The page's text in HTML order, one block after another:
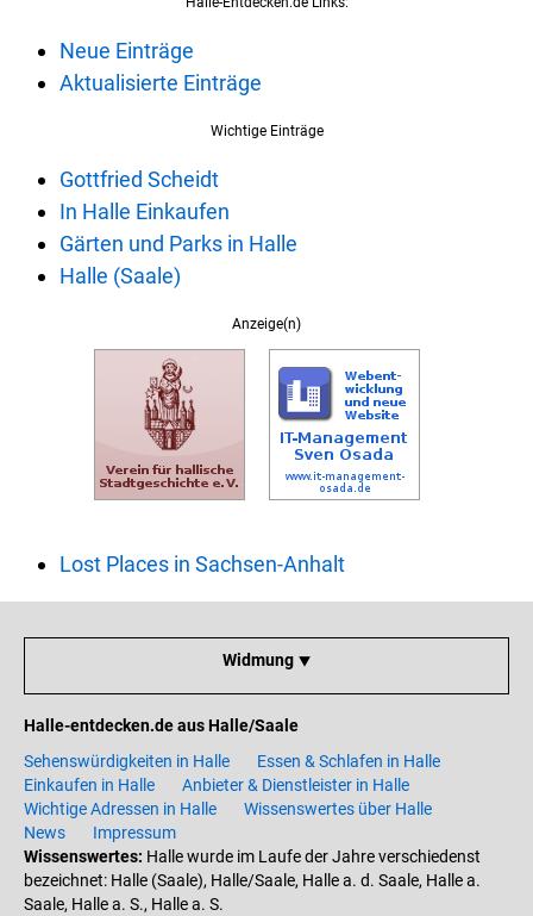
Neue Einträge
Aktualisierte Einträge
Wichtige Einträge
Gottfried Scheidt
In Halle Einkaufen
Gärten und Parks in Halle
Halle (Saale)
Anzeige(n)
Lost Places in Sachsen-Anhalt
Widmung ⯆
Halle-entdecken.de aus Halle/Saale
Sehenswürdigkeiten in Halle
Essen & Schlafen in Halle
Einkaufen in Halle
Anbieter & Dienstleister in Halle
Wichtige Adressen in Halle
Wissenswertes über Halle
News
Impressum
Wissenswertes: Halle wurde im Laufe der Jahre verschiedenst
bezeichnet: Halle (Saale), Halle/Saale, Halle a. d. Saale, Halle a.
Saale, Halle a. S., Halle a. S.